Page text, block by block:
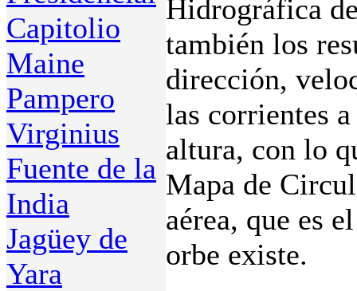
Capitolio
Maine
Pampero
Virginius
Fuente de la
India
Jagüey de
Yara
Hidrográfica
también los
dirección,
las corrientes
altura, con lo
Mapa de
aérea, que es
orbe existe.